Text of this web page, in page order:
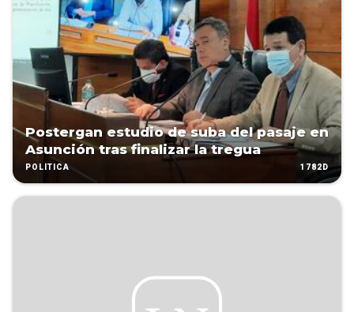
Postergan estudio de suba del pasaje en
Asunción tras finalizar la tregua
POLÍTICA 1782D